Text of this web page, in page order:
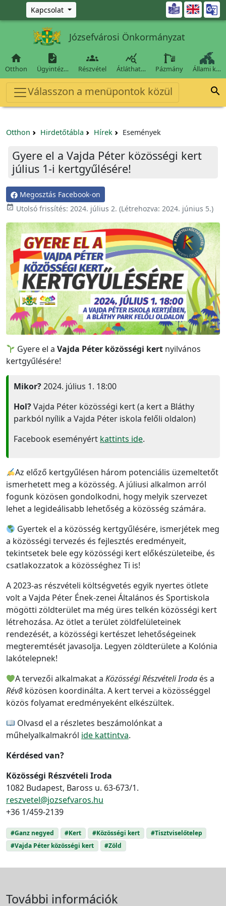
Ugrás a fő tartalomra
Kapcsolat 
Józsefvárosi Önkormányzat

Otthon

Ügyintéz…

Részvétel

Átláthat… Pázmány Állami k…
Válasszon a menüpontok közül 
Otthon Hirdetőtábla Hírek Események
Gyere el a Vajda Péter közösségi kert
július 1-i kertgyűlésére!
Megosztás Facebook-on
 Utolsó frissítés: 2024. július 2. (Létrehozva: 2024. június 5.)
Gyere el aVajda Péter közösségi kert nyilvános
kertgyűlésére!
Mikor?2024. július 1. 18:00
Hol?Vajda Péter közösségi kert (a kert a Bláthy
parkból nyílik a Vajda Péter iskola felőli oldalon)
Facebook eseményért kattints ide.
Az előző kertgyűlésen három potenciális üzemeltetőt
ismerhetett meg a közösség. A júliusi alkalmon arról
fogunk közösen gondolkodni, hogy melyik szervezet
lehet a legideálisabb lehetőség a közösség számára.
Gyertek el a közösség kertgyűlésére, ismerjétek meg
a közösségi tervezés és fejlesztés eredményeit,
tekintsetek bele egy közösségi kert előkészületeibe, és
csatlakozzatok a közösséghez Ti is!
A 2023-as részvételi költségvetés egyik nyertes ötlete
volt a Vajda Péter Ének-zenei Általános és Sportiskola
mögötti zöldterület ma még üres telkén közösségi kert
létrehozása. Az ötlet a terület zöldfelületeinek
rendezését, a közösségi kertészet lehetőségeinek
megteremtését javasolja. Legyen zöldterülete a Kolónia
lakótelepnek!
A tervezői alkalmakat aKözösségi Részvételi Iroda és a
Rév8 közösen koordinálta. A kert tervei a közösséggel
közös folyamat eredményeként elkészültek.
Olvasd el a részletes beszámolónkat a
műhelyalkalmakról ide kattintva.
Kérdésed van?
Közösségi Részvételi Iroda
1082 Budapest, Baross u. 63-673/1.
reszvetel@jozsefvaros.hu
+36 1/459-2139
#Ganz negyed #Kert #Közösségi kert
#Tisztviselőtelep
#Vajda Péter közösségi kert
#Zöld
További információk